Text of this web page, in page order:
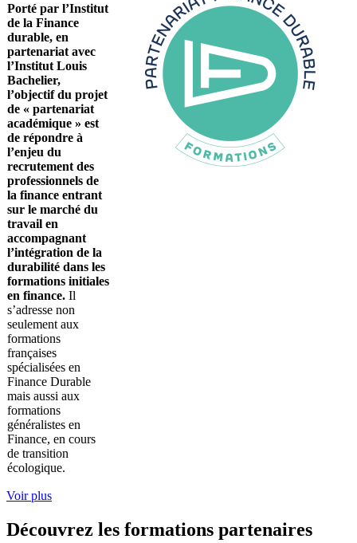
Porté par l’Institut
de la Finance
durable, en
partenariat avec
l’Institut Louis
Bachelier,
l’objectif du projet
de « partenariat
académique » est
de répondre à
l’enjeu du
recrutement des
professionnels de
la finance entrant
sur le marché du
travail en
accompagnant
l’intégration de la
durabilité dans les
formations initiales
en finance. Il
s’adresse non
seulement aux
formations
françaises
spécialisées en
Finance Durable
mais aussi aux
formations
généralistes en
Finance, en cours
de transition
écologique.
Voir plus
Découvrez les formations partenaires